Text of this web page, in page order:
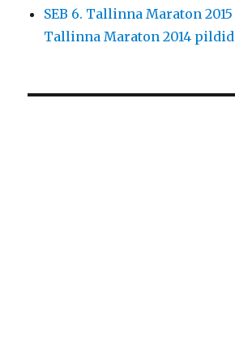
SEB 6. Tallinna Maraton
Tallinna Maraton 2014 pildid